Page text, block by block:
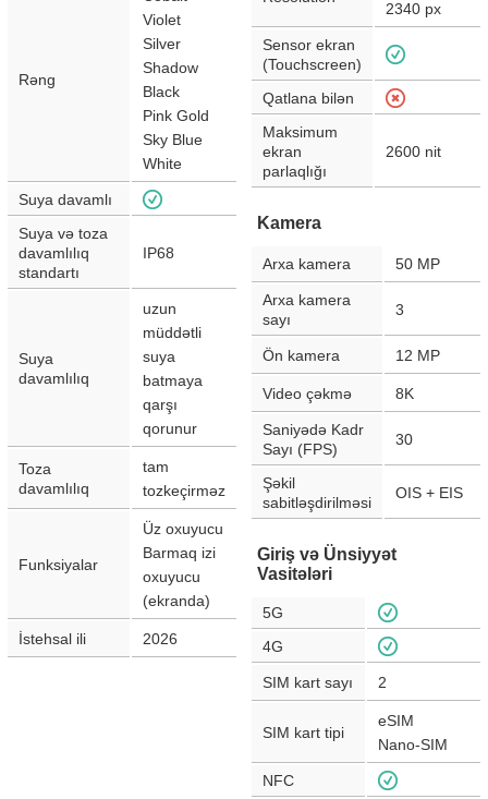
Rəng
Violet
Silver
Shadow
Black
Pink Gold
Sky Blue
White
Suya davamlı
Suya və toza
davamlılıq
standartı
IP68
Suya
davamlılıq
uzun
müddətli
suya
batmaya
qarşı
qorunur
Toza
davamlılıq
tam
tozkeçirməz
Funksiyalar
Üz oxuyucu
Barmaq izi
oxuyucu
(ekranda)
İstehsal ili 2026
2340 px
Sensor ekran
(Touchscreen)
Qatlana bilən
Maksimum
ekran
parlaqlığı
2600 nit
Kamera
Arxa kamera 50 MP
Arxa kamera
sayı
3
Ön kamera 12 MP
Video çəkmə 8K
Saniyədə Kadr
Sayı (FPS)
30
Şəkil
sabitləşdirilməsi
OIS + EIS
Giriş və Ünsiyyət
Vasitələri
5G
4G
SIM kart sayı 2
SIM kart tipi
eSIM
Nano-SIM
NFC